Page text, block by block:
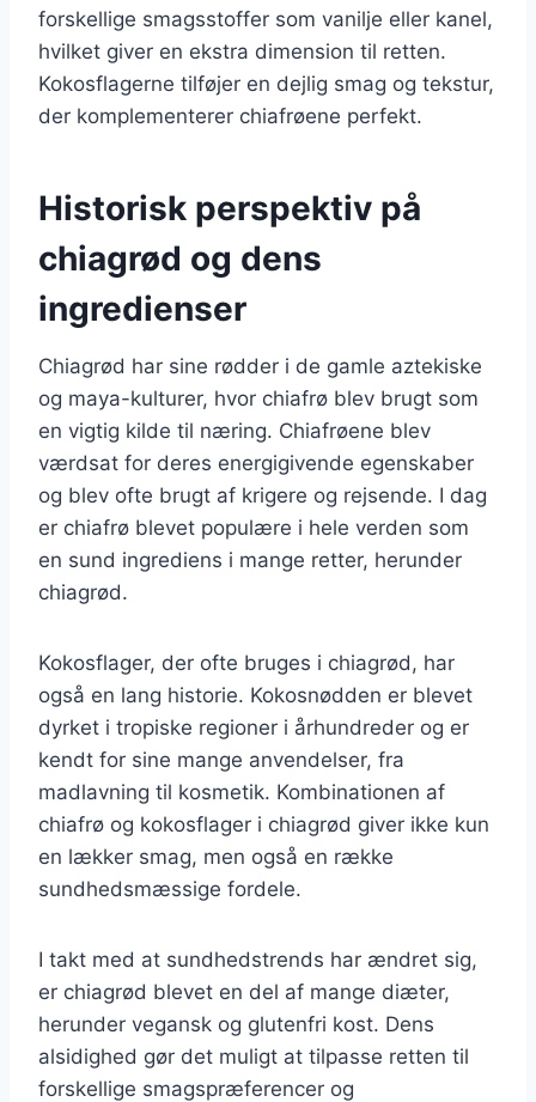
forskellige smagsstoffer som vanilje eller kanel,
hvilket giver en ekstra dimension til retten.
Kokosflagerne tilføjer en dejlig smag og tekstur,
der komplementerer chiafrøene perfekt.
Historisk perspektiv på
chiagrød og dens
ingredienser
Chiagrød har sine rødder i de gamle aztekiske
og maya-kulturer, hvor chiafrø blev brugt som
en vigtig kilde til næring. Chiafrøene blev
værdsat for deres energigivende egenskaber
og blev ofte brugt af krigere og rejsende. I dag
er chiafrø blevet populære i hele verden som
en sund ingrediens i mange retter, herunder
chiagrød.
Kokosflager, der ofte bruges i chiagrød, har
også en lang historie. Kokosnødden er blevet
dyrket i tropiske regioner i århundreder og er
kendt for sine mange anvendelser, fra
madlavning til kosmetik. Kombinationen af
chiafrø og kokosflager i chiagrød giver ikke kun
en lækker smag, men også en række
sundhedsmæssige fordele.
I takt med at sundhedstrends har ændret sig,
er chiagrød blevet en del af mange diæter,
herunder vegansk og glutenfri kost. Dens
alsidighed gør det muligt at tilpasse retten til
forskellige smagspræferencer og